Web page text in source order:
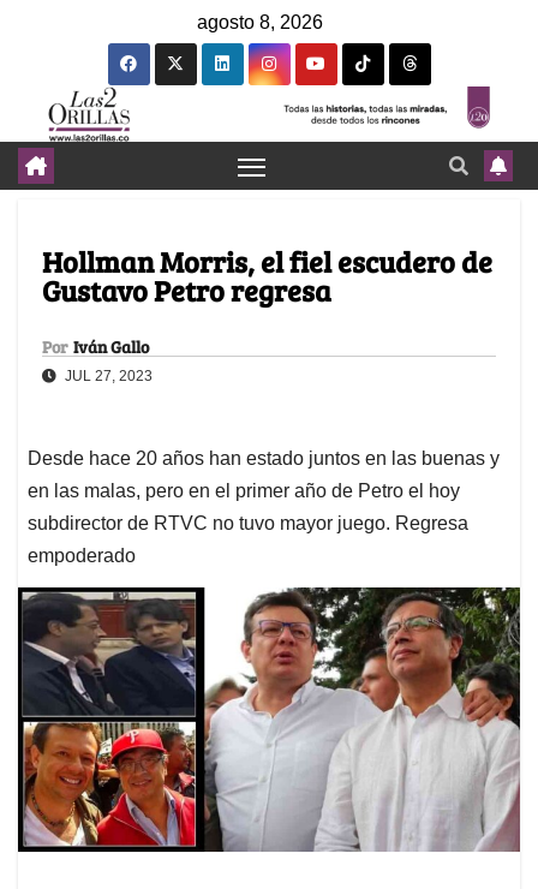
agosto 8, 2026
Hollman Morris, el fiel escudero de
Gustavo Petro regresa
Por Iván Gallo
JUL 27, 2023
Desde hace 20 años han estado juntos en las buenas y
en las malas, pero en el primer año de Petro el hoy
subdirector de RTVC no tuvo mayor juego. Regresa
empoderado